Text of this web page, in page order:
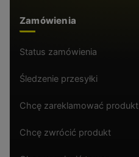
Zamówienia
Status zamówienia
Śledzenie przesyłki
Chcę zareklamować produkt
Chcę zwrócić produkt